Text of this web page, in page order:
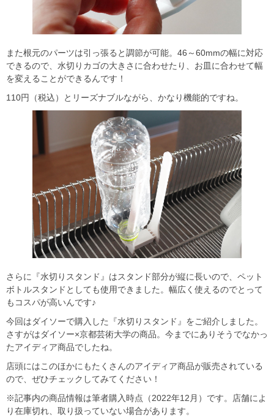
また根元のパーツは引っ張ると調節が可能。46～60mmの幅に対応
できるので、水切りカゴの大きさに合わせたり、お皿に合わせて幅
を変えることができるんです！
110円（税込）とリーズナブルながら、かなり機能的ですね。
さらに『水切りスタンド』はスタンド部分が縦に長いので、ペット
ボトルスタンドとしても使用できました。幅広く使えるのでとって
もコスパが高いんです♪
今回はダイソーで購入した『水切りスタンド』をご紹介しました。
さすがはダイソー×京都芸術大学の商品。今までにありそうでなかっ
たアイディア商品でしたね。
店頭にはこのほかにもたくさんのアイディア商品が販売されている
ので、ぜひチェックしてみてください！
※記事内の商品情報は筆者購入時点（2022年12月）です。店舗によ
り在庫切れ、取り扱っていない場合があります。